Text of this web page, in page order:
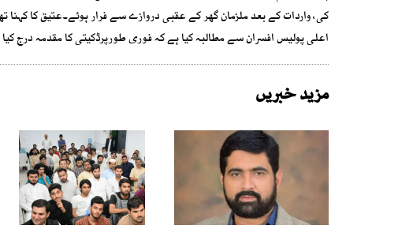
کی، واردات کے بعد ملزمان گھر کے عقبی دروازے سے فرار ہوئے۔عتیق کا کہنا
اعلی پولیس افسران سے مطالبہ کیا ہے کہ فوری طورپرڈکیتی کا مقدمہ درج
مزید خبریں